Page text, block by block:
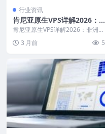
行业资讯
肯尼亚原生VPS详解2026：
非洲VPS市场新选择
肯尼亚原生VPS详解2026：非洲V
网基础设施...
3 月前 5